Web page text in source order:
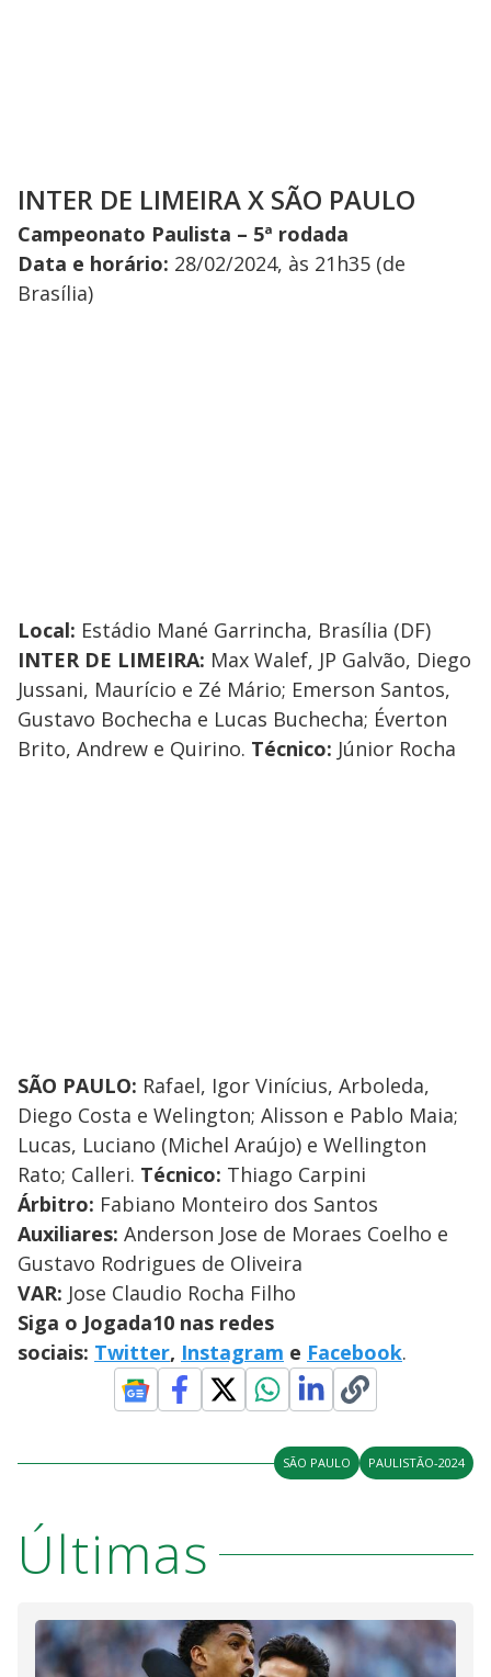
INTER DE LIMEIRA X SÃO PAULO
Campeonato Paulista – 5ª rodada
Data e horário: 28/02/2024, às 21h35 (de
Brasília)
Local: Estádio Mané Garrincha, Brasília (DF)
INTER DE LIMEIRA: Max Walef, JP Galvão, Diego
Jussani, Maurício e Zé Mário; Emerson Santos,
Gustavo Bochecha e Lucas Buchecha; Éverton
Brito, Andrew e Quirino. Técnico: Júnior Rocha
SÃO PAULO: Rafael, Igor Vinícius, Arboleda,
Diego Costa e Welington; Alisson e Pablo Maia;
Lucas, Luciano (Michel Araújo) e Wellington
Rato; Calleri. Técnico: Thiago Carpini
Árbitro: Fabiano Monteiro dos Santos
Auxiliares: Anderson Jose de Moraes Coelho e
Gustavo Rodrigues de Oliveira
VAR: Jose Claudio Rocha Filho
Siga o Jogada10 nas redes
sociais: Twitter, Instagram e Facebook.
SÃO PAULO PAULISTÃO-2024
Últimas